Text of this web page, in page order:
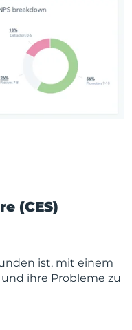
(CES)
ist, mit einem
ihre Probleme zu